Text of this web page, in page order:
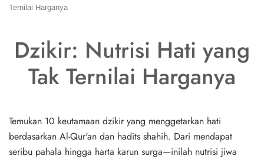
Ternilai Harganya
Dzikir: Nutrisi Hati yang
Tak Ternilai Harganya
Temukan 10 keutamaan dzikir yang menggetarkan hati
berdasarkan Al-Qur'an dan hadits shahih. Dari mendapat
seribu pahala hingga harta karun surga—inilah nutrisi jiwa